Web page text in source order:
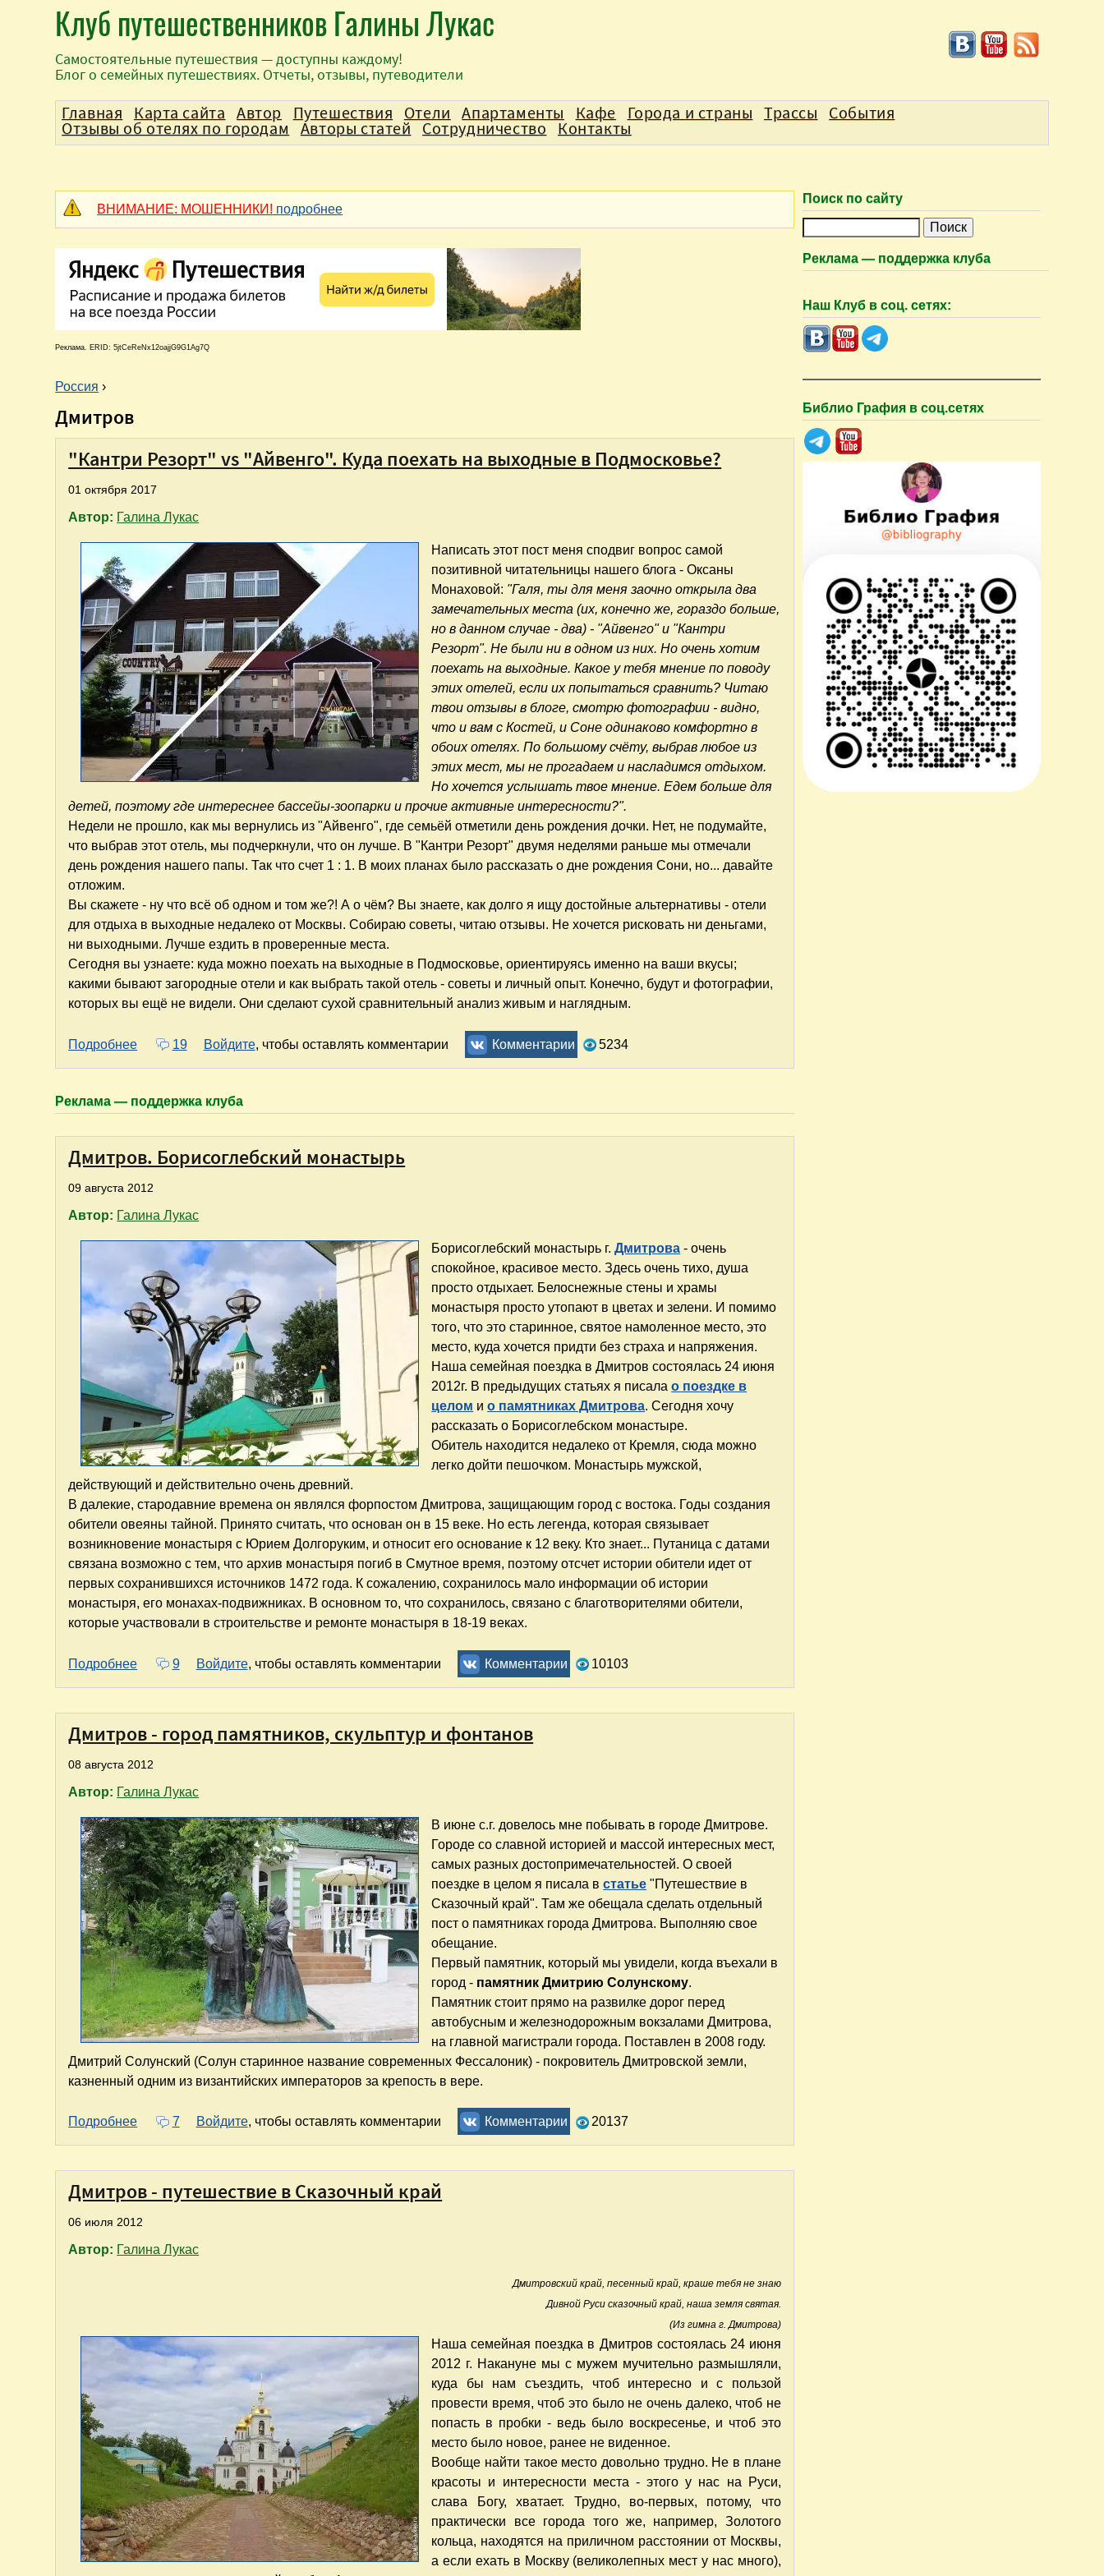
Клуб путешественников Галины Лукас
Самостоятельные путешествия — доступны каждому!
Блог о семейных путешествиях. Отчеты, отзывы, путеводители
ВНИМАНИЕ: МОШЕННИКИ! подробнее
Реклама. ERID: 5jtCeReNx12oajjG9G1Ag7Q
В
ы
Россия ›
Дмитров
"Кантри Резорт" vs "Айвенго". Куда поехать на выходные в Подмосковье?
01 октября 2017
Автор: Галина Лукас
Написать этот пост меня сподвиг вопрос самой
позитивной читательницы нашего блога - Оксаны
Монаховой: "Галя, ты для меня заочно открыла два
замечательных места (их, конечно же, гораздо больше,
но в данном случае - два) - "Айвенго" и "Кантри
Резорт". Не были ни в одном из них. Но очень хотим
поехать на выходные. Какое у тебя мнение по поводу
этих отелей, если их попытаться сравнить? Читаю
твои отзывы в блоге, смотрю фотографии - видно,
что и вам с Костей, и Соне одинаково комфортно в
обоих отелях. По большому счёту, выбрав любое из
этих мест, мы не прогадаем и насладимся отдыхом.
Но хочется услышать твое мнение. Едем больше для
детей, поэтому где интереснее бассейы-зоопарки и прочие активные интересности?".
Недели не прошло, как мы вернулись из "Айвенго", где семьёй отметили день рождения дочки. Нет, не подумайте,
что выбрав этот отель, мы подчеркнули, что он лучше. В "Кантри Резорт" двумя неделями раньше мы отмечали
день рождения нашего папы. Так что счет 1 : 1. В моих планах было рассказать о дне рождения Сони, но... давайте
отложим.
Вы скажете - ну что всё об одном и том же?! А о чём? Вы знаете, как долго я ищу достойные альтернативы - отели
для отдыха в выходные недалеко от Москвы. Собираю советы, читаю отзывы. Не хочется рисковать ни деньгами,
ни выходными. Лучше ездить в проверенные места.
Сегодня вы узнаете: куда можно поехать на выходные в Подмосковье, ориентируясь именно на ваши вкусы;
какими бывают загородные отели и как выбрать такой отель - советы и личный опыт. Конечно, будут и фотографии,
которых вы ещё не видели. Они сделают сухой сравнительный анализ живым и наглядным.
Подробнее о "Кантри Резорт" vs "Айвенго". Куда поехать на выходные в Подмосковье?
19 Войдите, чтобы оставлять комментарии Комментарии 5234
Реклама — поддержка клуба
Дмитров. Борисоглебский монастырь
09 августа 2012
Автор: Галина Лукас
Борисоглебский монастырь г.Дмитрова - очень
спокойное, красивое место. Здесь очень тихо, душа
просто отдыхает. Белоснежные стены и храмы
монастыря просто утопают в цветах и зелени. И помимо
того, что это старинное, святое намоленное место, это
место, куда хочется придти без страха и напряжения.
Наша семейная поездка в Дмитров состоялась 24 июня
2012г. В предыдущих статьях я писалао поездке в
целом ио памятниках Дмитрова. Сегодня хочу
рассказать о Борисоглебском монастыре.
Обитель находится недалеко от Кремля, сюда можно
легко дойти пешочком. Монастырь мужской,
действующий и действительно очень древний.
В далекие, стародавние времена он являлся форпостом Дмитрова, защищающим город с востока. Годы создания
обители овеяны тайной. Принято считать, что основан он в 15 веке. Но есть легенда, которая связывает
возникновение монастыря с Юрием Долгоруким, и относит его основание к 12 веку. Кто знает... Путаница с датами
связана возможно с тем, что архив монастыря погиб в Смутное время, поэтому отсчет истории обители идет от
первых сохранившихся источников 1472 года. К сожалению, сохранилось мало информации об истории
монастыря, его монахах-подвижниках. В основном то, что сохранилось, связано с благотворителями обители,
которые участвовали в строительстве и ремонте монастыря в 18-19 веках.
Подробнее о Дмитров. Борисоглебский монастырь
9 Войдите, чтобы оставлять комментарии Комментарии 10103
Дмитров - город памятников, скульптур и фонтанов
08 августа 2012
Автор: Галина Лукас
В июне с.г. довелось мне побывать в городе Дмитрове.
Городе со славной историей и массой интересных мест,
самых разных достопримечательностей. О своей
поездке в целом я писала встатье "Путешествие в
Сказочный край". Там же обещала сделать отдельный
пост о памятниках города Дмитрова. Выполняю свое
обещание.
Первый памятник, который мы увидели, когда въехали в
город - памятник Дмитрию Солунскому.
Памятник стоит прямо на развилке дорог перед
автобусным и железнодорожным вокзалами Дмитрова,
на главной магистрали города. Поставлен в 2008 году.
Дмитрий Солунский (Солун старинное название современных Фессалоник) - покровитель Дмитровской земли,
казненный одним из византийских императоров за крепость в вере.
Подробнее о Дмитров - город памятников, скульптур и фонтанов
7 Войдите, чтобы оставлять комментарии Комментарии 20137
Дмитров - путешествие в Сказочный край
06 июля 2012
Автор: Галина Лукас
Дмитровский край, песенный край, краше тебя не знаю
Дивной Руси сказочный край, наша земля святая.
(Из гимна г. Дмитрова)
Наша семейная поездка в Дмитров состоялась 24 июня
2012 г. Накануне мы с мужем мучительно размышляли,
куда бы нам съездить, чтоб интересно и с пользой
провести время, чтоб это было не очень далеко, чтоб не
попасть в пробки - ведь было воскресенье, и чтоб это
место было новое, ранее не виденное.
Вообще найти такое место довольно трудно. Не в плане
красоты и интересности места - этого у нас на Руси,
слава Богу, хватает. Трудно, во-первых, потому, что
практически все города того же, например, Золотого
кольца, находятся на приличном расстоянии от Москвы,
а если ехать в Москву (великолепных мест у нас много),
Главная Карта сайта Автор Путешествия Отели Апартаменты Кафе Города и страны Трассы События
Отзывы об отелях по городам Авторы статей Сотрудничество Контакты
Поиск по сайту
и
к
Реклама — поддержка клуба
Наш Клуб в соц. сетях:
Библио Графия в соц.сетях